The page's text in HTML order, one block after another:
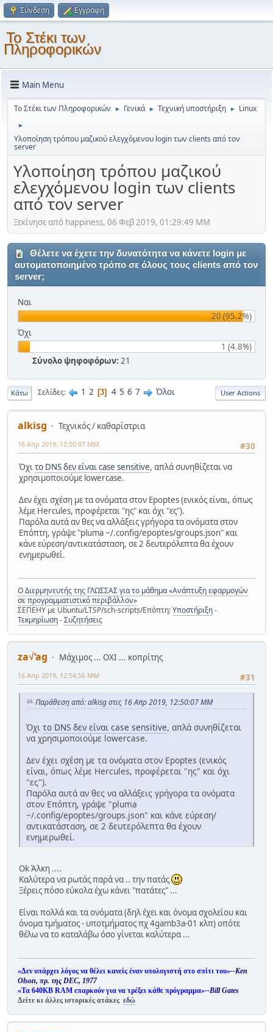
Σύνδεση Εγγραφή
Το Στέκι των
Πληροφορικών
Main Menu
Το Στέκι των Πληροφορικών ► Γενικά ► Τεχνική υποστήριξη ► Linux
►
Υλοποίηση τρόπου μαζικού ελεγχόμενου login των clients από τον
server
Υλοποίηση τρόπου μαζικού
ελεγχόμενου login των clients
από τον server
Ξεκίνησε από happiness, 06 Φεβ 2019, 01:29:49 ΜΜ
Θέλετε να έχετε την δυνατότητα να κάνετε login με
αυτοματοποιημένο τρόπο σε όλους τους clients από τον
server;
Ναι
20 (95.2%)
Όχι
1 (4.8%)
Σύνολο ψηφοφόρων: 21
Κάτω Σελίδες 1 2 3 4 5 6 7 Όλοι User Actions
alkisg
Τεχνικός / καθαρίστρια
#30
16 Απρ 2019, 12:50:07 ΜΜ
Όχιτο DNS δεν είναι case sensitive, απλά συνηθίζεται να
χρησιμοποιούμε lowercase.
Δεν έχει σχέση με τα ονόματα στον Epoptes (ενικός είναι, όπως
λέμε Hercules, προφέρεται "ης" και όχι "ες").
Παρόλα αυτά αν θες να αλλάξεις γρήγορα τα ονόματα στον
Επόπτη, γράψε "pluma ~/.config/epoptes/groups.json" και
κάνε εύρεση/αντικατάσταση, σε 2 δευτερόλεπτα θα έχουν
ενημερωθεί.
Ο Διερμηνευτής της ΓΛΩΣΣΑΣ για το μάθημα «Ανάπτυξη εφαρμογών
σε προγραμματιστικό περιβάλλον»
ΣΕΠΕΗΥ με Ubuntu/LTSP/sch-scripts/Επόπτη:Υποστήριξη-
Τεκμηρίωση-Συζητήσεις
za√‘ag
Μάχιμος ... ΟΧΙ ... κοπρίτης
#31
16 Απρ 2019, 12:54:56 ΜΜ
Παράθεση από: alkisg στις 16 Απρ 2019, 12:50:07 ΜΜ
Όχι το DNS δεν είναι case sensitive, απλά συνηθίζεται
να χρησιμοποιούμε lowercase.
Δεν έχει σχέση με τα ονόματα στον Epoptes (ενικός
είναι, όπως λέμε Hercules, προφέρεται "ης" και όχι
"ες").
Παρόλα αυτά αν θες να αλλάξεις γρήγορα τα ονόματα
στον Επόπτη, γράψε "pluma
~/.config/epoptes/groups.json" και κάνε εύρεση/
αντικατάσταση, σε 2 δευτερόλεπτα θα έχουν
ενημερωθεί.
Ok Άλκη ....
Καλύτερα να ρωτάς παρά να .. την πατάς
Ξέρεις πόσο εύκολα έχω κάνει "πατάτες" ...
Είναι πολλά και τα ονόματα (δηλ έχει και όνομα σχολείου και
όνομα τμήματος - υποτμήματος πχ 4gamb3a-01 κλπ) οπότε
θέλω να το καταλάβω όσο γίνεται καλύτερα ...
«Δεν υπάρχει λόγος να θέλει κανείς έναν υπολογιστή στο σπίτι του»--Ken
Olson, πρ. της DEC, 1977
«Τα 640KB RAM επαρκούν για να τρέξει κάθε πρόγραμμα»--Bill Gates
Δείτε κι άλλες ιστορικές ατάκες εδώ